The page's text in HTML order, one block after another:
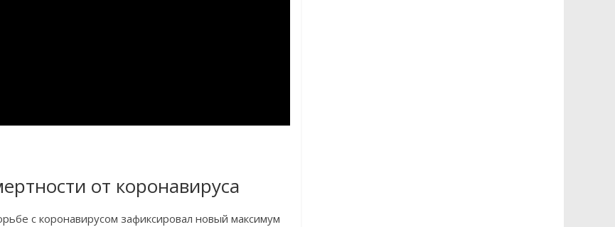
от коронавируса
с коронавирусом зафиксировал новый максимум